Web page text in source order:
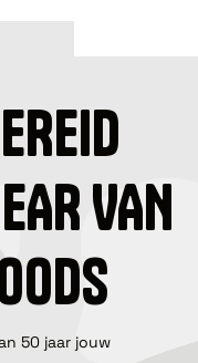
VAN
50 jaar jouw